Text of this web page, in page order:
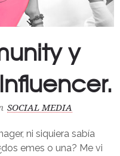
y
SOCIAL MEDIA
ni siquiera sabía
emes o una? Me vi